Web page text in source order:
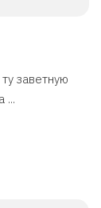
заветную
...